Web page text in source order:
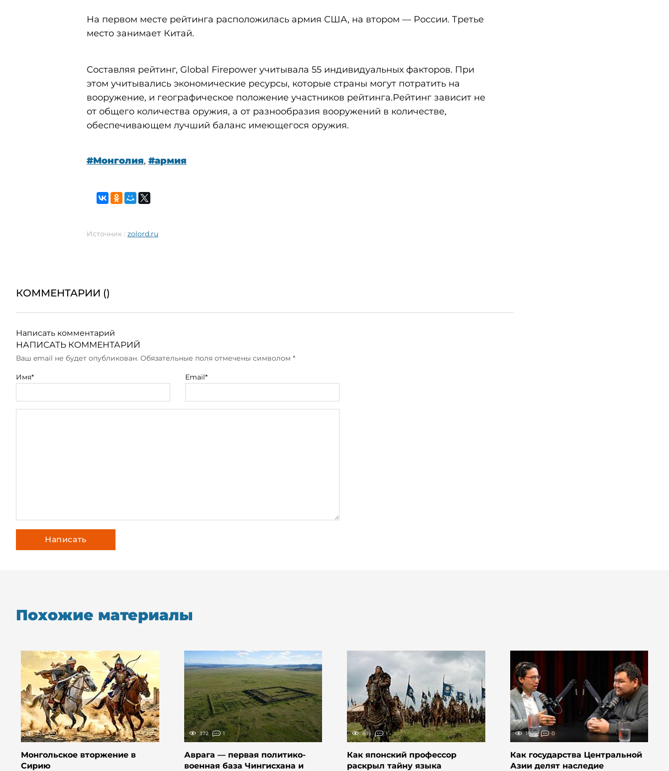
На первом месте рейтинга расположилась армия США, на втором — России. Третье
место занимает Китай.
Составляя рейтинг, Global Firepower учитывала 55 индивидуальных факторов. При
этом учитывались экономические ресурсы, которые страны могут потратить на
вооружение, и географическое положение участников рейтинга.Рейтинг зависит не
от общего количества оружия, а от разнообразия вооружений в количестве,
обеспечивающем лучший баланс имеющегося оружия.
#Монголия, #армия
Источник : zolord.ru
КОММЕНТАРИИ ()
Написать комментарий
НАПИСАТЬ КОММЕНТАРИЙ
Ваш email не будет опубликован. Обязательные поля отмечены символом *
Имя* Email*
Похожие материалы
314 0
Монгольское вторжение в
Сирию
372 1
Аврага — первая политико-
военная база Чингисхана и
635 1
Как японский профессор
раскрыл тайну языка
1025 0
Как государства Центральной
Азии делят наследие